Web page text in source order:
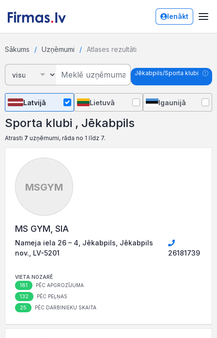
Ienākt
Sākums Uzņēmumi Atlases rezultāti
Jēkabpils/Sporta klubi
Latvijā Lietuvā Igaunijā
Sporta klubi , Jēkabpils
Atrasti 7 uzņēmumi, rāda no 1 līdz 7.
MSGYM
MS GYM, SIA
Nameja iela 26 – 4, Jēkabpils, Jēkabpils
nov., LV-5201
26181739
VIETA NOZARĒ
181 PĒC APGROZĪJUMA
132 PĒC PEĻŅAS
25 PĒC DARBINIEKU SKAITA